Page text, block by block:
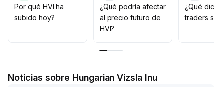
de comisiones y la innovación en derivados
Se recomienda seguir de cerca la profundidad de
negociación de stablecoins y los cambios en el
Por qué HVI ha
subido hoy?
¿Qué podría afectar
al precio futuro de
HVI?
¿Qué
traders
Noticias sobre Hungarian Vizsla Inu